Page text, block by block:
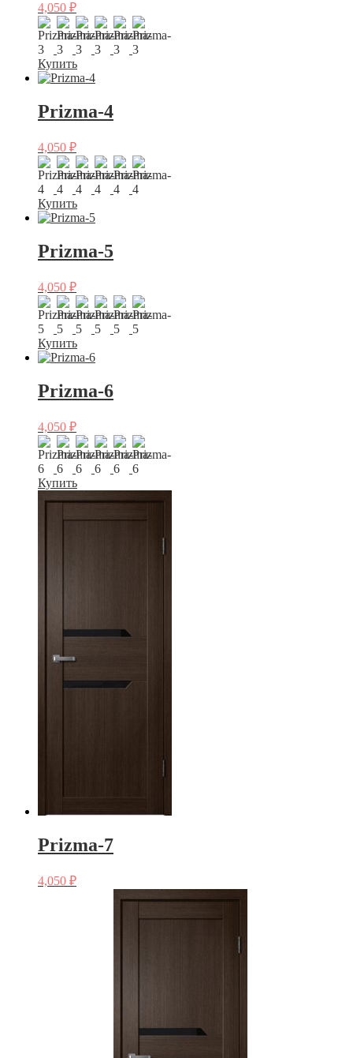
4,050 ₽
Купить
Prizma-4
4,050 ₽
Купить
Prizma-5
4,050 ₽
Купить
Prizma-6
4,050 ₽
Купить
Prizma-7
4,050 ₽